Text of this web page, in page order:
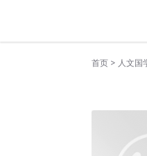
首页 > 人文国